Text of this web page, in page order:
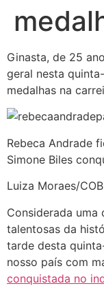
Ginasta, de 25
geral nesta
medalhas na
Rebeca Andrade
Simone Biles
Luiza Moraes/COB
Considerada uma
talentosas da
tarde desta
nosso país com
conquistada no